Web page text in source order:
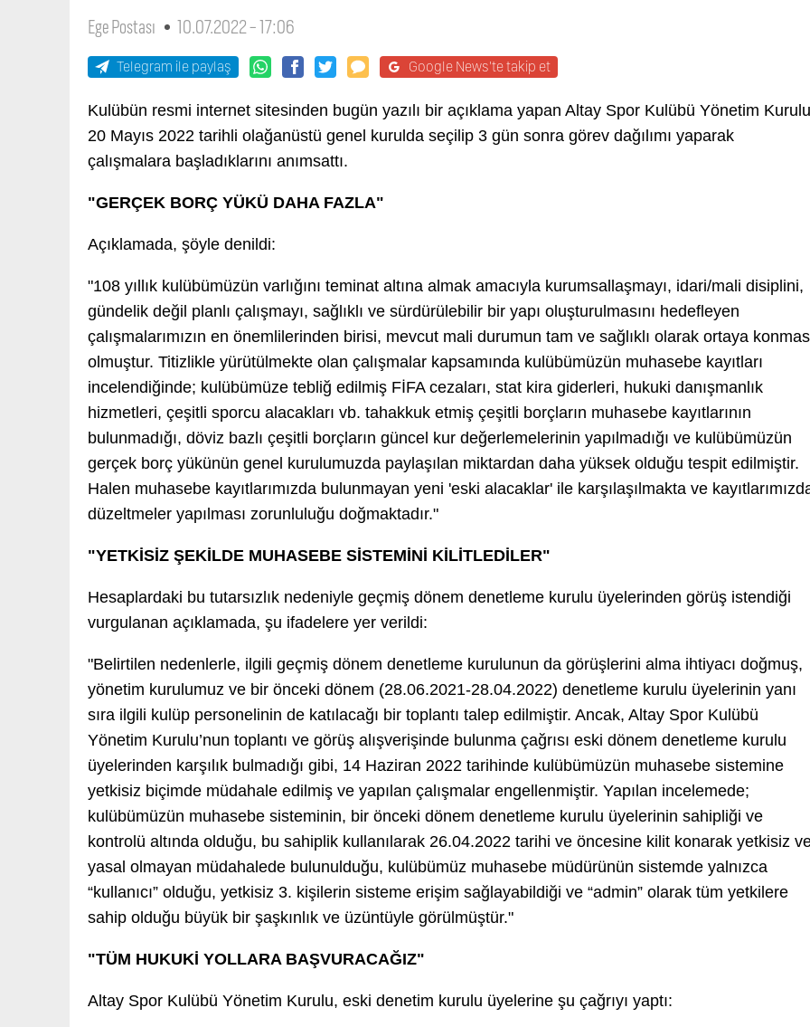
Ege Postası 10.07.2022 - 17:06
Telegram ile paylaş Google News'te takip et
Kulübün resmi internet sitesinden bugün yazılı bir açıklama yapan Altay Spor Kulübü Yönetim
20 Mayıs 2022 tarihli olağanüstü genel kurulda seçilip 3 gün sonra görev dağılımı yaparak
çalışmalara başladıklarını anımsattı.
"GERÇEK BORÇ YÜKÜ DAHA FAZLA"
Açıklamada, şöyle denildi:
"108 yıllık kulübümüzün varlığını teminat altına almak amacıyla kurumsallaşmayı, idari/mali disiplini,
gündelik değil planlı çalışmayı, sağlıklı ve sürdürülebilir bir yapı oluşturulmasını hedefleyen
çalışmalarımızın en önemlilerinden birisi, mevcut mali durumun tam ve sağlıklı olarak ortaya
olmuştur. Titizlikle yürütülmekte olan çalışmalar kapsamında kulübümüzün muhasebe kayıtları
incelendiğinde; kulübümüze tebliğ edilmiş FİFA cezaları, stat kira giderleri, hukuki danışmanlık
hizmetleri, çeşitli sporcu alacakları vb. tahakkuk etmiş çeşitli borçların muhasebe kayıtlarının
bulunmadığı, döviz bazlı çeşitli borçların güncel kur değerlemelerinin yapılmadığı ve kulübümüzün
gerçek borç yükünün genel kurulumuzda paylaşılan miktardan daha yüksek olduğu tespit edilmiştir.
Halen muhasebe kayıtlarımızda bulunmayan yeni 'eski alacaklar' ile karşılaşılmakta ve
düzeltmeler yapılması zorunluluğu doğmaktadır."
"YETKİSİZ ŞEKİLDE MUHASEBE SİSTEMİNİ KİLİTLEDİLER"
Hesaplardaki bu tutarsızlık nedeniyle geçmiş dönem denetleme kurulu üyelerinden görüş istendiği
vurgulanan açıklamada, şu ifadelere yer verildi:
"Belirtilen nedenlerle, ilgili geçmiş dönem denetleme kurulunun da görüşlerini alma ihtiyacı doğmuş,
yönetim kurulumuz ve bir önceki dönem (28.06.2021-28.04.2022) denetleme kurulu üyelerinin yanı
sıra ilgili kulüp personelinin de katılacağı bir toplantı talep edilmiştir. Ancak, Altay Spor Kulübü
Yönetim Kurulu’nun toplantı ve görüş alışverişinde bulunma çağrısı eski dönem denetleme kurulu
üyelerinden karşılık bulmadığı gibi, 14 Haziran 2022 tarihinde kulübümüzün muhasebe sistemine
yetkisiz biçimde müdahale edilmiş ve yapılan çalışmalar engellenmiştir. Yapılan incelemede;
kulübümüzün muhasebe sisteminin, bir önceki dönem denetleme kurulu üyelerinin sahipliği ve
kontrolü altında olduğu, bu sahiplik kullanılarak 26.04.2022 tarihi ve öncesine kilit konarak yetkisiz
yasal olmayan müdahalede bulunulduğu, kulübümüz muhasebe müdürünün sistemde yalnızca
“kullanıcı” olduğu, yetkisiz 3. kişilerin sisteme erişim sağlayabildiği ve “admin” olarak tüm yetkilere
sahip olduğu büyük bir şaşkınlık ve üzüntüyle görülmüştür."
"TÜM HUKUKİ YOLLARA BAŞVURACAĞIZ"
Altay Spor Kulübü Yönetim Kurulu, eski denetim kurulu üyelerine şu çağrıyı yaptı: